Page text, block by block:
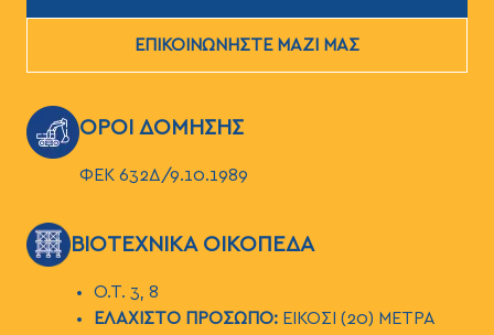
ΕΠΙΚΟΙΝΩΝΗΣΤΕ ΜΑΖΙ ΜΑΣ
ΕΙΚΟΝΑΟΡΟΙ ΔΟΜΗΣΗΣ
ΦΕΚ 632Δ/9.10.1989
ΕΙΚΟΝΑΒΙΟΤΕΧΝΙΚΑ ΟΙΚΟΠΕΔΑ
Ο.Τ. 3, 8
ΕΛΑΧΙΣΤΟ ΠΡΟΣΩΠΟ:ΕΙΚΟΣΙ (20) ΜΕΤΡΑ